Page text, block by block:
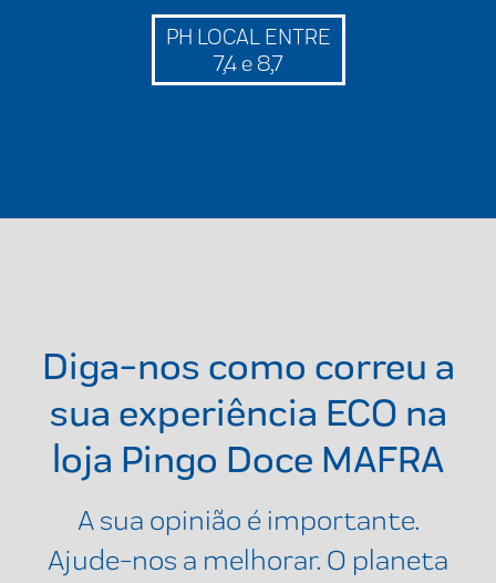
PH LOCAL ENTRE
7,4 e 8,7
Diga-nos como correu a
sua experiência ECO na
loja Pingo Doce MAFRA
A sua opinião é importante.
Ajude-nos a melhorar. O planeta